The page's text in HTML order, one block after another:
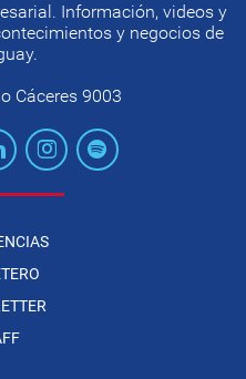
Información, videos y
y negocios de
Cáceres 9003